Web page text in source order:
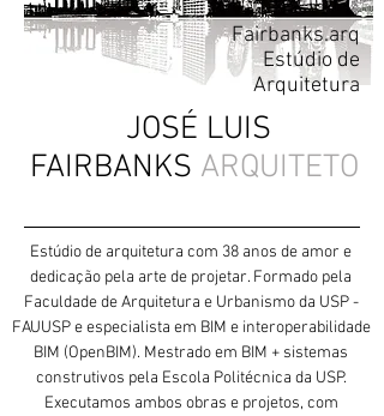
Fairbanks.arq
Estúdio de
Arquitetura
JOSÉ LUIS
FAIRBANKS ARQUITETO
Estúdio de arquitetura com 38 anos de amor e
dedicação pela arte de projetar. Formado pela
Faculdade de Arquitetura e Urbanismo da USP -
FAUUSP e especialista em BIM e interoperabilidade
BIM (OpenBIM). Mestrado em BIM + sistemas
construtivos pela Escola Politécnica da USP.
Executamos ambos obras e projetos, com